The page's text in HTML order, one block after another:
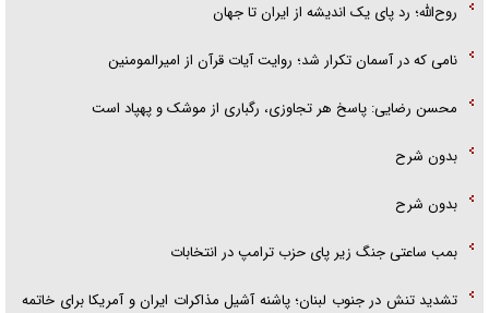
روح‌الله؛ رد پای یک اندیشه از ایران تا جهان
نامی که در آسمان تکرار شد؛ روایت آیات قرآن از امیرالمومنین
محسن رضایی: پاسخ هر تجاوزی، رگباری از موشک و پهپاد است
بدون شرح
بدون شرح
بمب ساعتی جنگ زیر پای حزب ترام‍پ در انتخابات
تشدید تنش در جنوب لبنان؛ پاشنه آشیل مذاکرات ایران و آمریکا برای خاتمه